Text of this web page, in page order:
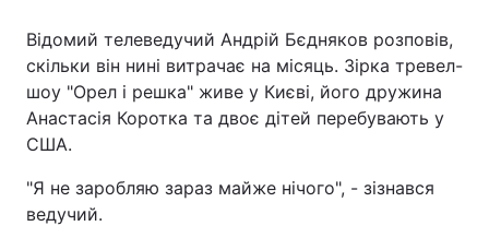
Головна Війна
Україна Політика
Економіка
Відомий телеведучий Андрій Бєдняков розповів,
скільки він нині витрачає на місяць. Зірка тревел-
шоу "Орел і решка" живе у Києві, його дружина
Анастасія Коротка та двоє дітей перебувають у
США.
"Я не заробляю зараз майже нічого", - зізнався
ведучий.